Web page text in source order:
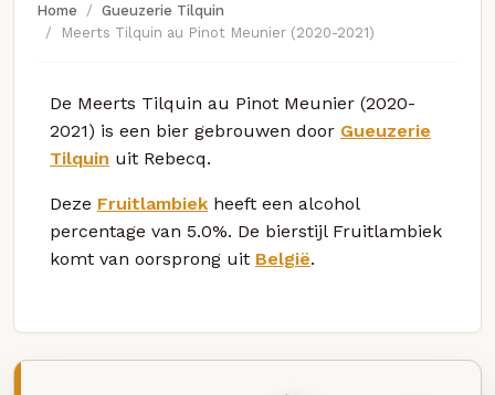
Home
Gueuzerie Tilquin
Meerts Tilquin au Pinot Meunier (2020-2021)
De Meerts Tilquin au Pinot Meunier (2020-
2021) is een bier gebrouwen door Gueuzerie
Tilquin uit Rebecq.
Deze Fruitlambiek heeft een alcohol
percentage van 5.0%. De bierstijl Fruitlambiek
komt van oorsprong uit België.